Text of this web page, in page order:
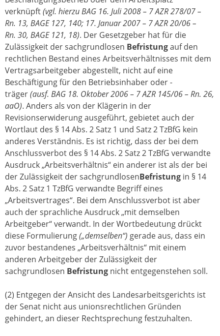
verknüpft(vgl. hierzu BAG 16. Juli 2008 – 7 AZR 278/07 –
Rn. 13, BAGE 127, 140; 17. Januar 2007 – 7 AZR 20/06 –
Rn. 30, BAGE 121, 18). Der Gesetzgeber hat für die
Zulässigkeit der sachgrundlosen Befristungauf den
rechtlichen Bestand eines Arbeitsverhältnisses mit dem
Vertragsarbeitgeber abgestellt, nicht auf eine
Beschäftigung für den Betriebsinhaber oder -
träger(ausf. BAG 18. Oktober 2006 – 7 AZR 145/06 – Rn. 26,
aaO). Anders als von der Klägerin in der
Revisionserwiderung ausgeführt, gebietet auch der
Wortlaut des § 14 Abs. 2 Satz 1 und Satz 2 TzBfG kein
anderes Verständnis. Es ist richtig, dass der bei dem
Anschlussverbot des § 14 Abs. 2 Satz 2 TzBfG verwandte
Ausdruck „Arbeitsverhältnis“ ein anderer ist als der bei
der Zulässigkeit der sachgrundlosenBefristung in § 14
Abs. 2 Satz 1 TzBfG verwandte Begriff eines
„Arbeitsvertrages“. Bei dem Anschlussverbot ist aber
auch der sprachliche Ausdruck „mit demselben
Arbeitgeber“ verwandt. In der Wortbedeutung drückt
diese Formulierung(„demselben“) gerade aus, dass ein
zuvor bestandenes „Arbeitsverhältnis“ mit einem
anderen Arbeitgeber der Zulässigkeit der
sachgrundlosen Befristung nicht entgegenstehen soll.
(2) Entgegen der Ansicht des Landesarbeitsgerichts ist
der Senat nicht aus unionsrechtlichen Gründen
gehindert, an dieser Rechtsprechung festzuhalten.